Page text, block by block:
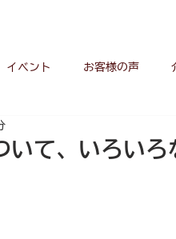
イベント お客様の声
紹介
いて、いろい